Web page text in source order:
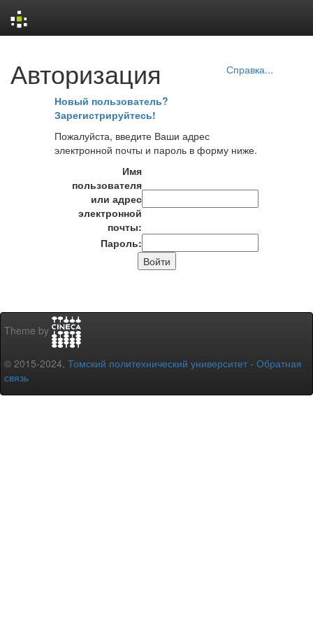
navigation
Авторизация Справка...
Новый пользователь?
Зарегистрируйтесь!
Пожалуйста, введите Ваши адрес
электронной почты и пароль в форму ниже.
Имя
пользователя
или адрес
электронной
почты:
Пароль:
Theme by
© 2015-2024, Томский политехнический университет - Обратная
связь